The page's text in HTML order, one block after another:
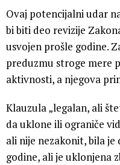
Ovaj potencijalni udar
bi biti deo revizije
usvojen prošle godine.
preduzmu stroge mere
aktivnosti, a njegova
Klauzula „legalan, ali
da uklone ili ograniče
ali nije nezakonit, bila je
godine, ali je uklonjena